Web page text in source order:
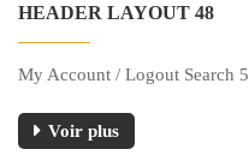
HEADER LAYOUT 48
My Account / Logout Search 5
Voir plus